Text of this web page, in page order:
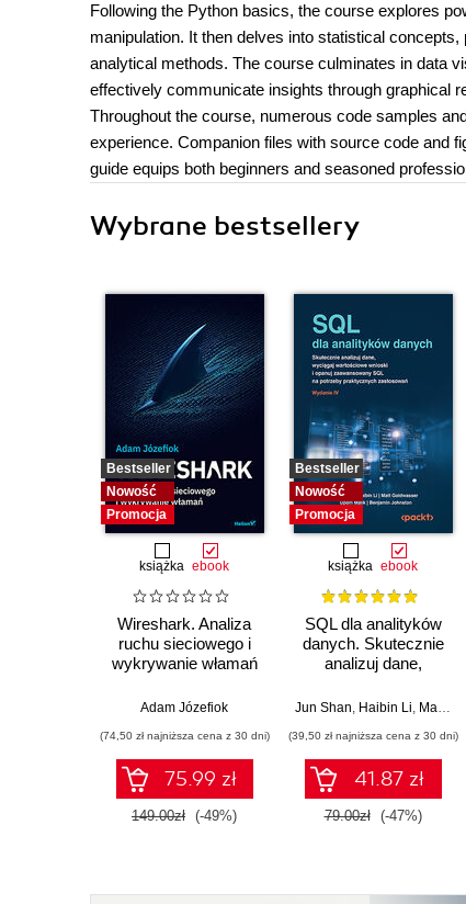
Following the Python basics, the course explores
manipulation. It then delves into statistical
analytical methods. The course culminates in data
effectively communicate insights through graphical
Throughout the course, numerous code samples
experience. Companion files with source code and
guide equips both beginners and seasoned
Wybrane bestsellery
Bestseller
Nowość
Promocja
książka ebook
Wireshark. Analiza
ruchu sieciowego i
wykrywanie włamań
Adam Józefiok
(74,50 zł najniższa cena z 30 dni)
75.99 zł
149.00zł (-49%)
Bestseller
Nowość
Promocja
książka ebook
SQL dla analityków
danych. Skutecznie
analizuj dane,
wartościowe wnioski i
zaawansowany SQL
na potrzeby
praktycznych
zastosowań.
Wydanie IV
Jun Shan, Haibin Li, Matt Goldwasser
(39,50 zł najniższa cena z 30 dni)
41.87 zł
79.00zł (-47%)